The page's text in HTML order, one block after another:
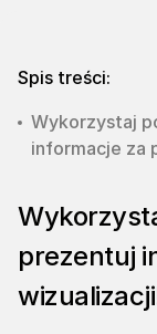
Spis treści:
Wykorzystaj
informacje za
prezentuj